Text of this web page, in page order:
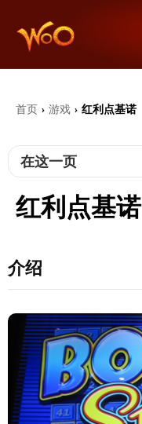
首页 › 游戏 › 红利点基诺
在这一页
红利点基诺
介绍